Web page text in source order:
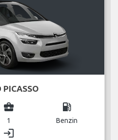
PICASSO
business_center
1
local_gas_station
Benzin
login